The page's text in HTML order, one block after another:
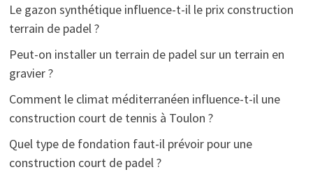
Le gazon synthétique influence-t-il le prix construction
terrain de padel ?
Peut-on installer un terrain de padel sur un terrain en
gravier ?
Comment le climat méditerranéen influence-t-il une
construction court de tennis à Toulon ?
Quel type de fondation faut-il prévoir pour une
construction court de padel ?